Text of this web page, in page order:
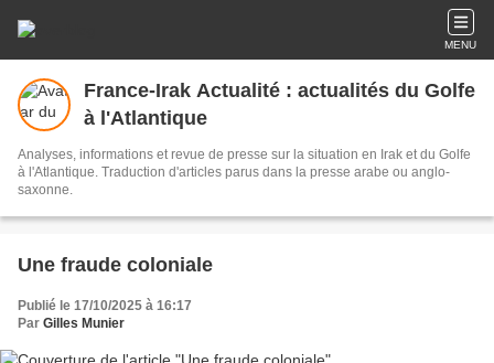
MENU
France-Irak Actualité : actualités du Golfe
à l'Atlantique
Analyses, informations et revue de presse sur la situation en Irak et du Golfe
à l'Atlantique. Traduction d'articles parus dans la presse arabe ou anglo-
saxonne.
Une fraude coloniale
Publié le 17/10/2025 à 16:17
Par Gilles Munier